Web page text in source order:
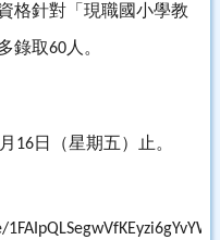
格針對「現職國小學教
錄取60人。
月 16日（星期五）止。